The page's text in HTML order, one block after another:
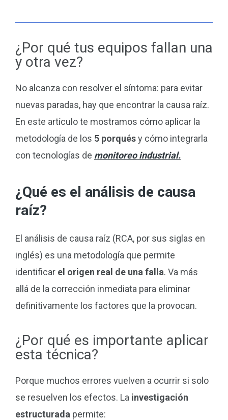
¿Por qué tus equipos fallan una
y otra vez?
No alcanza con resolver el síntoma: para evitar
nuevas paradas, hay que encontrar la causa raíz.
En este artículo te mostramos cómo aplicar la
metodología de los 5 porquésy cómo integrarla
con tecnologías de monitoreo industrial.
¿Qué es el análisis de causa
raíz?
El análisis de causa raíz (RCA, por sus siglas en
inglés) es una metodología que permite
identificar el origen real de una falla. Va más
allá de la corrección inmediata para eliminar
definitivamente los factores que la provocan.
¿Por qué es importante aplicar
esta técnica?
Porque muchos errores vuelven a ocurrir si solo
se resuelven los efectos. La investigación
estructurada permite: